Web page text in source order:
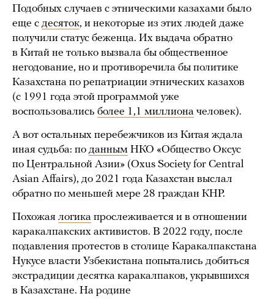
Подобных случаев с этническими казахами было
еще с десяток, и некоторые из этих людей даже
получили статус беженца. Их выдача обратно
в Китай не только вызвала бы общественное
негодование, но и противоречила бы политике
Казахстана по репатриации этнических казахов
(с 1991 года этой программой уже
воспользовались более 1,1 миллиона человек).
А вот остальных перебежчиков из Китая ждала
иная судьба: по данным НКО «Общество Оксус
по Центральной Азии» (Oxus Society for Central
Asian Affairs), до 2021 года Казахстан выслал
обратно по меньшей мере 28 граждан КНР.
Похожая логика прослеживается и в отношении
каракалпакских активистов. В 2022 году, после
подавления протестов в столице Каракалпакстана
Нукусе власти Узбекистана попытались добиться
экстрадиции десятка каракалпаков, укрывшихся
в Казахстане. На родине